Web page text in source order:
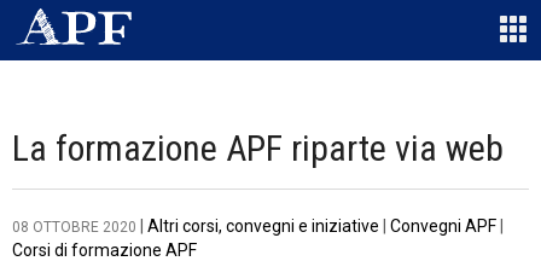
La formazione APF riparte via web
08 OTTOBRE 2020 Altri corsi, convegni e iniziative Convegni APF
Corsi di formazione APF